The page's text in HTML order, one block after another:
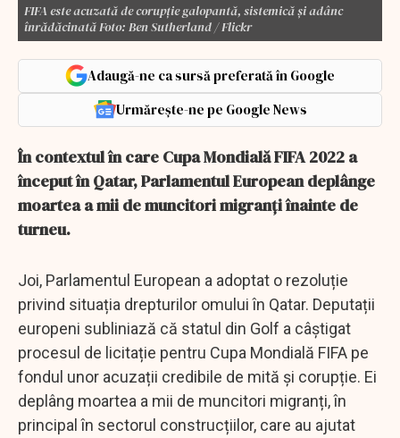
FIFA este acuzată de corupție galopantă, sistemică și adânc
înrădăcinată Foto: Ben Sutherland / Flickr
Adaugă-ne ca sursă preferată în Google
Urmărește-ne pe Google News
În contextul în care Cupa Mondială FIFA 2022 a
început în Qatar, Parlamentul European deplânge
moartea a mii de muncitori migranți înainte de
turneu.
Joi, Parlamentul European a adoptat o rezoluție
privind situația drepturilor omului în Qatar. Deputații
europeni subliniază că statul din Golf a câștigat
procesul de licitație pentru Cupa Mondială FIFA pe
fondul unor acuzații credibile de mită și corupție. Ei
deplâng moartea a mii de muncitori migranți, în
principal în sectorul construcțiilor, care au ajutat